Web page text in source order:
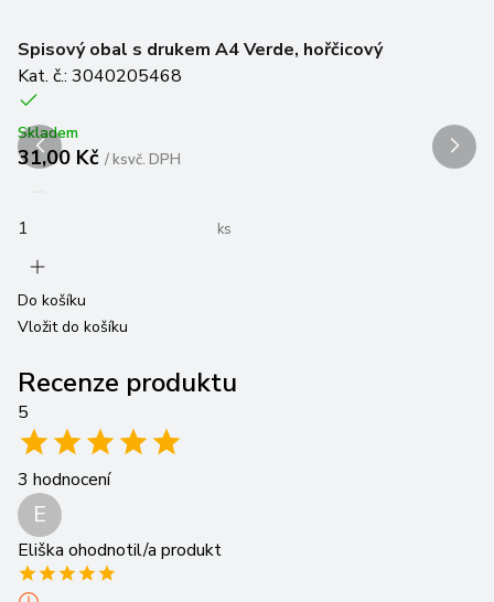
Spisový obal s drukem A4 Verde, hořčicový
Kat. č.: 3040205468
Skladem
31,00 Kč /ksvč. DPH
ks
Do košíku
Vložit do košíku
Recenze produktu
5
3 hodnocení
E
Eliška ohodnotil/a produkt